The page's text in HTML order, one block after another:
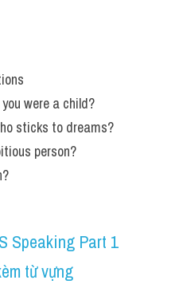
were a child?
sticks to dreams?
person?
Speaking Part 1
từ vựng